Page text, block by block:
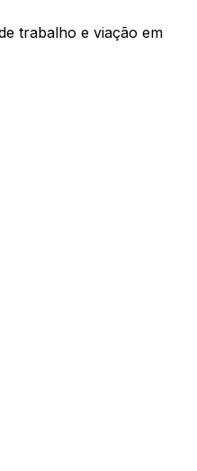
trabalho e viação em